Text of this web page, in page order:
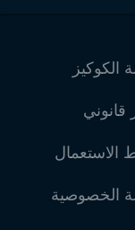
الخصوصية